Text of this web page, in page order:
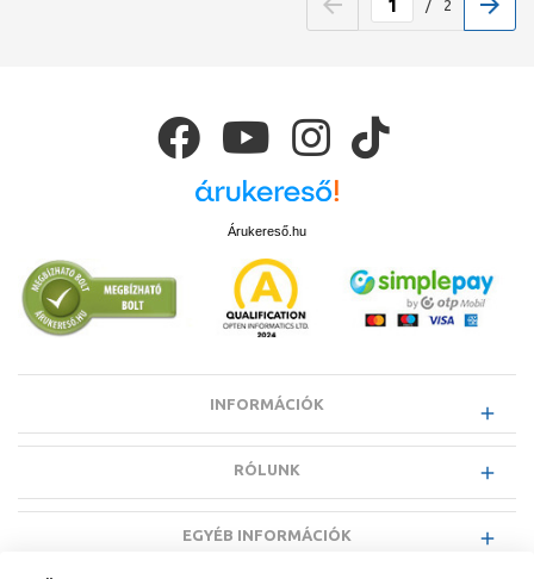
/ 2
Árukereső.hu
INFORMÁCIÓK
RÓLUNK
EGYÉB INFORMÁCIÓK